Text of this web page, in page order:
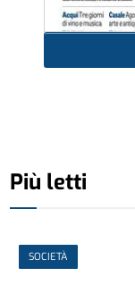
Più letti
SOCIETÀ